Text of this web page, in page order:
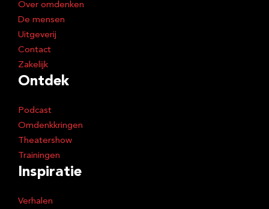
Over omdenken
De mensen
Uitgeverij
Contact
Zakelijk
Ontdek
Podcast
Omdenkkringen
Theatershow
Trainingen
Inspiratie
Verhalen